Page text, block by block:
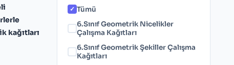
kağıtları
Tümü
6.Sınıf Geometrik Nicelikler
Çalışma Kağıtları
6.Sınıf Geometrik Şekiller Çalışma
Kağıtları